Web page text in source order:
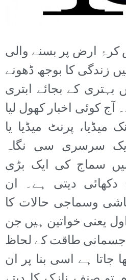
کرۂ ارض پر بسنے والی
زندگی کا بوجھ ڈھونے
کے بجائے ابتری
کوئی اخبار کھول لیا
میڈیا، پرنٹ میڈیا یا
سرسری سی نگاہ
سماج کی ایک بڑی
دکھائی دیتی ہے۔ ان
وسماجی حالات کا
یعنی خواتین ہیں جن
طاقت کے لحاظ
ہے اسی بنا پر ان